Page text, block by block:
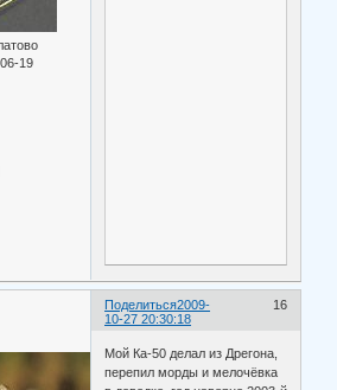
19
Поделиться 16
2009-
10-27 20:30:18
Мой Ка-50 делал из Дрегона,
перепил морды и мелочёвка